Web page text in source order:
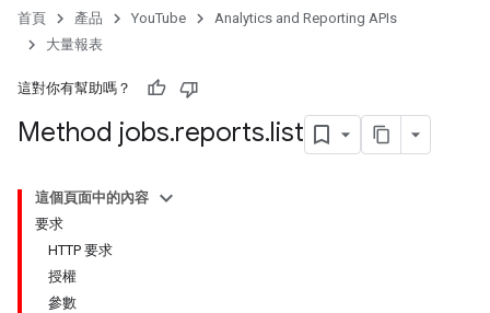
首頁 產品 YouTube
Analytics and Reporting APIs
大量報表
這對你有幫助嗎？
Method jobs.reports.list
這個頁面中的內容
要求
HTTP 要求
授權
參數